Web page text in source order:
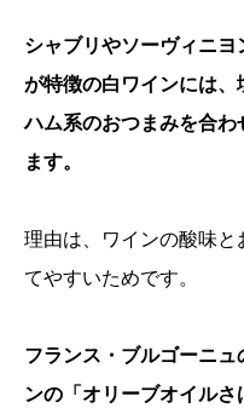
シャブリやソーヴィニ
が特徴の白ワインには
ハム系のおつまみを合わ
ます。
理由は、ワインの酸味
てやすいためです。
フランス・ブルゴーニ
ンの「オリーブオイル